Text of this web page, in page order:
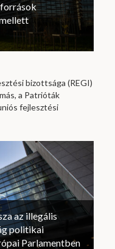
források
bizottsága (REGI)
a Patrióták
fejlesztési
az illegális
politikai
Parlamentben